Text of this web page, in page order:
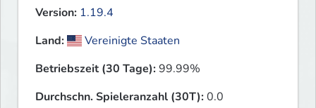
Version: 1.19.4
Land:
Vereinigte Staaten
Betriebszeit (30 Tage):99.99%
Durchschn. Spieleranzahl (30T):0.0